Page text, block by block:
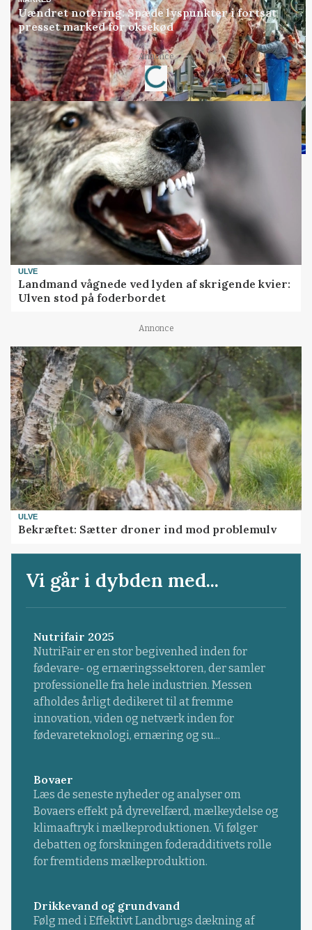
Uændret notering: Spæde lyspunkter i fortsat
presset marked for oksekød
Annonce
Loading...
ULVE
Landmand vågnede ved lyden af skrigende kvier:
Ulven stod på foderbordet
Annonce
ULVE
Bekræftet: Sætter droner ind mod problemulv
Vi går i dybden med...
Nutrifair 2025
NutriFair er en stor begivenhed inden for
fødevare- og ernæringssektoren, der samler
professionelle fra hele industrien. Messen
afholdes årligt dedikeret til at fremme
innovation, viden og netværk inden for
fødevareteknologi, ernæring og su...
Bovaer
Læs de seneste nyheder og analyser om
Bovaers effekt på dyrevelfærd, mælkeydelse og
klimaaftryk i mælkeproduktionen. Vi følger
debatten og forskningen foderadditivets rolle
for fremtidens mælkeproduktion.
Drikkevand og grundvand
Følg med i Effektivt Landbrugs dækning af